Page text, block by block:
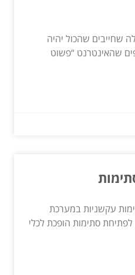
שחייבים שהכול יהיה
שהאינטרנט “פשוט
עקשניות במערכת
סתימות הופכת לכלי